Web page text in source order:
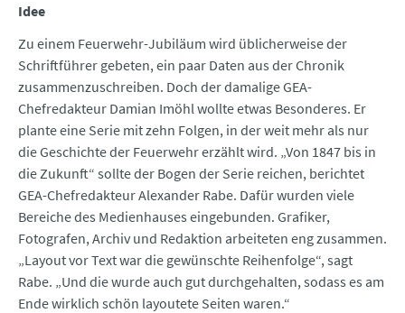
Idee
Zu einem Feuerwehr-Jubiläum wird üblicherweise der
Schriftführer gebeten, ein paar Daten aus der Chronik
zusammenzuschreiben. Doch der damalige GEA-
Chefredakteur Damian Imöhl wollte etwas Besonderes. Er
plante eine Serie mit zehn Folgen, in der weit mehr als nur
die Geschichte der Feuerwehr erzählt wird. „Von 1847 bis in
die Zukunft“ sollte der Bogen der Serie reichen, berichtet
GEA-Chefredakteur Alexander Rabe. Dafür wurden viele
Bereiche des Medienhauses eingebunden. Grafiker,
Fotografen, Archiv und Redaktion arbeiteten eng zusammen.
„Layout vor Text war die gewünschte Reihenfolge“, sagt
Rabe. „Und die wurde auch gut durchgehalten, sodass es am
Ende wirklich schön layoutete Seiten waren.“